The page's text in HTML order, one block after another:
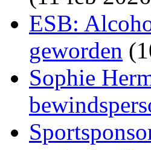
ESB:
geworden
Sophie